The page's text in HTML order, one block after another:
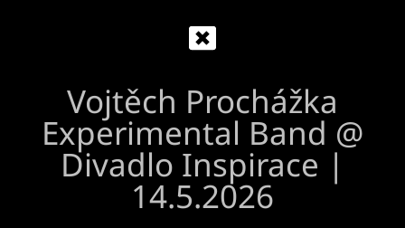
Vojtěch Prochážka
Experimental Band @
Divadlo Inspirace |
14.5.2026